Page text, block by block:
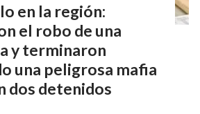
en la región:
el robo de una
y terminaron
una peligrosa mafia
dos detenidos